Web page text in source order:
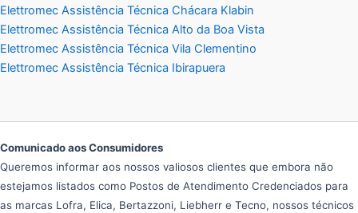
Elettromec Assistência Técnica Chácara Klabin
Elettromec Assistência Técnica Alto da Boa Vista
Elettromec Assistência Técnica Vila Clementino
Elettromec Assistência Técnica Ibirapuera
Comunicado aos Consumidores
Queremos informar aos nossos valiosos clientes que embora não
estejamos listados como Postos de Atendimento Credenciados para
as marcas Lofra, Elica, Bertazzoni, Liebherr e Tecno, nossos técnicos